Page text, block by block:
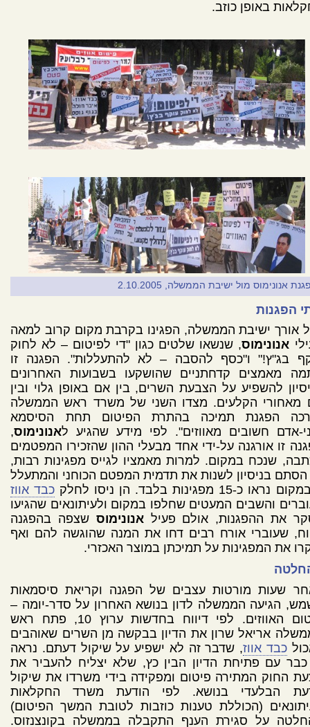
באופן כוזב.
אנונימוס מול ישיבת הממשלה, 2.10.2005
הפגנות
אורך ישיבת הממשלה, הפגינו בקרבת מקום קרוב למאה
אנונימוס, שנשאו שלטים כגון "די לפיטום – לא לחוק
בג"ץ!" ו"כסף להסבה – לא להתעללות". הפגנה זו
מאמצים קדחתניים שהושקעו בשבועות האחרונים
להשפיע על הצבעת השרים, בין אם באופן גלוי ובין
מאחורי הקלעים. מצדו השני של משרד ראש הממשלה
הפגנת תמיכה בהתרת הפיטום תחת הסיסמא
אדם חשובים מאווזים". לפי מידע שהגיע לאנונימוס,
זו אורגנה על-ידי אחד מבעלי ההון שהזכירו המפטמים
שנכח במקום. למרות מאמציו לגייס מפגינות רבות,
הסתם בניסיון לשנות את תדמית המפטם הכוחני והמתעלל
נראו כ-15 מפגינות בלבד. הן ניסו לחלק
כבד אווז
והשבים המעטים שחלפו במקום ולעיתונאים שהגיעו
את ההפגנות, אולם פעילאנונימוס שצפה בהפגנה
שעוברי אורח רבים דחו את המנה שהוגשה להם ואף
את המפגינות על תמיכתן במוצר האכזרי.
שעות מורטות עצבים של הפגנה וקריאת סיסמאות
הגיעה הממשלה לדון בנושא האחרון על סדר-יומה –
פיטום האווזים. לפי דיווח בחדשות ערוץ 10, פתח ראש
אריאל שרון את הדיון בבקשה מן השרים שאוהבים
כבד אווז, שדבר זה לא ישפיע על שיקול דעתם. נראה
כבר עם פתיחת הדיון הבין כץ, שלא יצליח להעביר את
החוק המתירה פיטום ומפקידה בידי משרדו את שיקול
הבלעדי בנושא. לפי הודעת משרד החקלאות
(הכוללת טענות כוזבות לטובת המשך הפיטום)
על סגירת הענף התקבלה בממשלה בקונצנזוס.